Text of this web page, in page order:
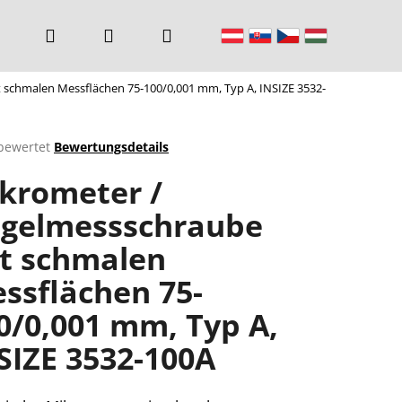
Suchen Warenkorb
Messflächen 75-100/0,001 mm, Typ A, INSIZE 3532-
Bewertungsdetails
/
schmalen
75-
0,001 mm, Typ A,
3532-100A